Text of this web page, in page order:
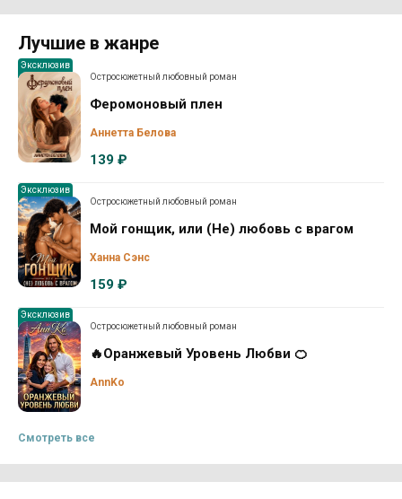
Лучшие в жанре
Эксклюзив
Остросюжетный любовный роман
Феромоновый плен
Аннетта Белова
139 ₽
Эксклюзив
Остросюжетный любовный роман
Мой гонщик, или (Не) любовь с врагом
Ханна Сэнс
159 ₽
Эксклюзив
Остросюжетный любовный роман
🔥Оранжевый Уровень Любви 🍊
AnnKo
Смотреть все